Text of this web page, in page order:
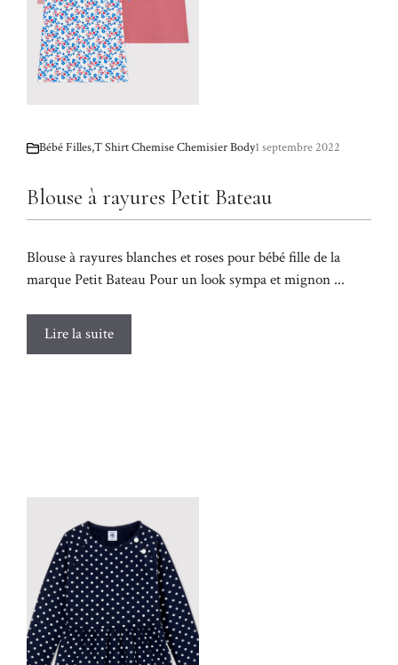
Bébé Filles,T Shirt Chemise Chemisier Body1 septembre 2022
Blouse à rayures Petit Bateau
Blouse à rayures blanches et roses pour bébé fille de la
marque Petit Bateau Pour un look sympa et mignon ...
Lire la suite